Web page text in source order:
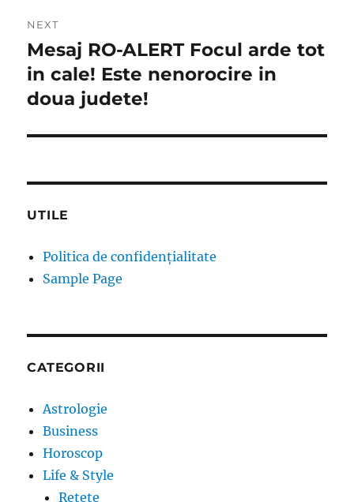
NEXT
Next
post:
Mesaj RO-ALERT Focul arde tot
in cale! Este nenorocire in
doua judete!
UTILE
Politica de confidențialitate
Sample Page
CATEGORII
Astrologie
Business
Horoscop
Life & Style
Retete